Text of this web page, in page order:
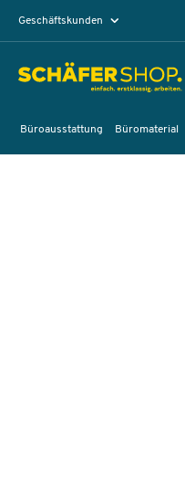
Geschäftskunden
Büroausstattung Büromaterial